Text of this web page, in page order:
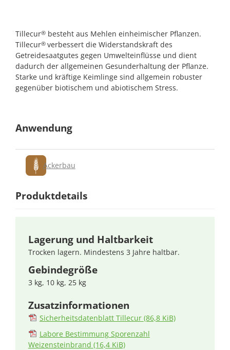
Tillecur®besteht aus Mehlen einheimischer Pflanzen.
Tillecur® verbessert die Widerstandskraft des
Getreidesaatgutes gegen Umwelteinflüsse und dient
dadurch der allgemeinen Gesunderhaltung der Pflanze.
Starke und kräftige Keimlinge sind allgemein robuster
gegenüber biotischem und abiotischem Stress.
Anwendung
Ackerbau
Produktdetails
Lagerung und Haltbarkeit
Trocken lagern. Mindestens 3 Jahre haltbar.
Gebindegröße
3 kg, 10 kg, 25 kg
Zusatzinformationen
Sicherheitsdatenblatt Tillecur (86,8 KiB)
Labore Bestimmung Sporenzahl
Weizensteinbrand (16,4 KiB)